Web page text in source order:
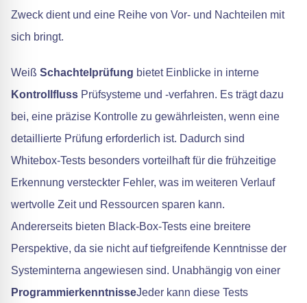
Zweck dient und eine Reihe von Vor- und Nachteilen mit
sich bringt.
Weiß Schachtelprüfung bietet Einblicke in interne
Kontrollfluss Prüfsysteme und -verfahren. Es trägt dazu
bei, eine präzise Kontrolle zu gewährleisten, wenn eine
detaillierte Prüfung erforderlich ist. Dadurch sind
Whitebox-Tests besonders vorteilhaft für die frühzeitige
Erkennung versteckter Fehler, was im weiteren Verlauf
wertvolle Zeit und Ressourcen sparen kann.
Andererseits bieten Black-Box-Tests eine breitere
Perspektive, da sie nicht auf tiefgreifende Kenntnisse der
Systeminterna angewiesen sind. Unabhängig von einer
ProgrammierkenntnisseJeder kann diese Tests